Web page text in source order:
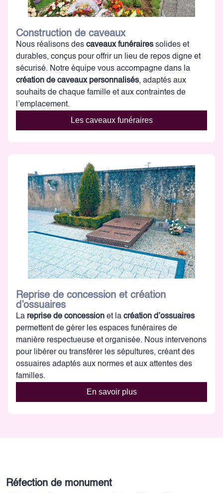
Construction de caveaux
Nous réalisons des caveaux funéraires solides et
durables, conçus pour offrir un lieu de repos digne et
sécurisé. Notre équipe vous accompagne dans la
création de caveaux personnalisés, adaptés aux
souhaits de chaque famille et aux contraintes de
l’emplacement.
Les caveaux funéraires
Reprise de concession et création
d’ossuaires
La reprise de concession et la création d’ossuaires
permettent de gérer les espaces funéraires de
manière respectueuse et organisée. Nous intervenons
pour libérer ou transférer les sépultures, créant des
ossuaires adaptés aux normes et aux attentes des
familles.
En savoir plus
Réfection de monument